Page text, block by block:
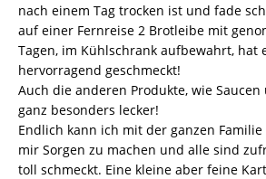
nach einem Tag trocken ist und fade
auf einer Fernreise 2 Brotleibe mit
Tagen, im Kühlschrank aufbewahrt, hat
hervorragend geschmeckt!
Auch die anderen Produkte, wie
ganz besonders lecker!
Endlich kann ich mit der ganzen
mir Sorgen zu machen und alle sind
toll schmeckt. Eine kleine aber feine